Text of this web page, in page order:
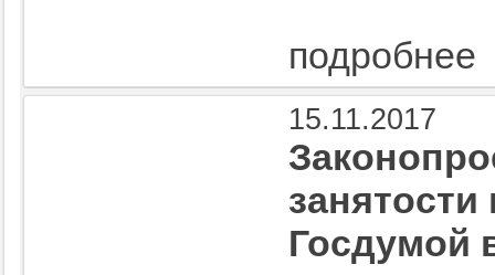
подробнее
15.11.2017
Госдумой